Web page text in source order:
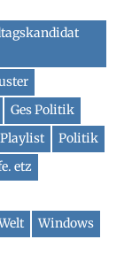
Ges Politik
Playlist
Politik
etz
Windows